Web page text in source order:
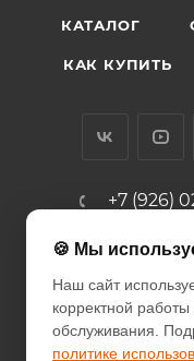
КАТАЛОГ
КАК КУПИТЬ
+7 (926)
г.
14/
🍪 Мы
Наш сайт
корректной
обслуживания.
политике